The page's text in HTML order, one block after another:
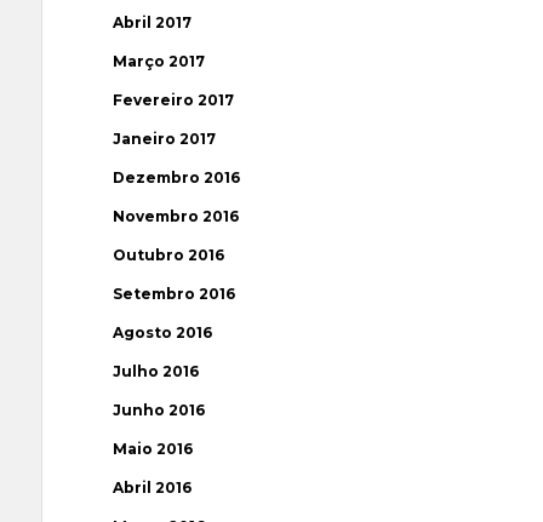
Abril 2017
Março 2017
Fevereiro 2017
Janeiro 2017
Dezembro 2016
Novembro 2016
Outubro 2016
Setembro 2016
Agosto 2016
Julho 2016
Junho 2016
Maio 2016
Abril 2016